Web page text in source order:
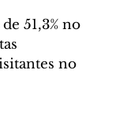
51,3% no
no